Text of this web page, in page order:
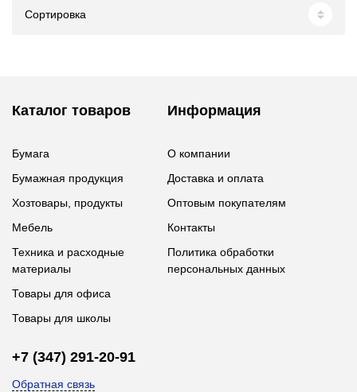
Сортировка
Каталог товаров
Бумага
Бумажная продукция
Хозтовары, продукты
Мебель
Техника и расходные
материалы
Товары для офиса
Товары для школы
Информация
О компании
Доставка и оплата
Оптовым покупателям
Контакты
Политика обработки
персональных данных
+7 (347) 291-20-91
Обратная связь